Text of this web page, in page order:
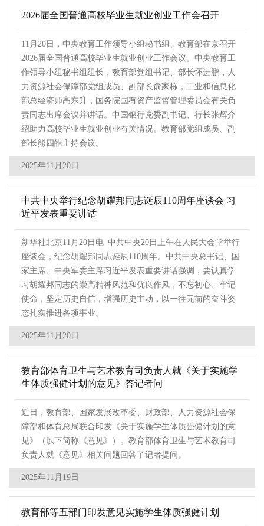
2026届全国普通高校毕业生就业创业工作会召开
11月20日，中央教育工作领导小组秘书组、教育部在京召开
2026届全国普通高校毕业生就业创业工作会议。中央教育工
作领导小组秘书组组长，教育部党组书记、部长怀进鹏，人
力资源社会保障部党组成员、副部长俞家栋，工业和信息化
部总经济师高东升，国务院国有资产监督管理委员会有关负
责同志出席会议并讲话。中国银行党委副书记、行长张辉介
绍助力高校毕业生就业创业有关情况。教育部党组成员、副
部长熊四皓主持会议。
2025年11月20日
中共中央举行纪念胡耀邦同志诞辰110周年座谈会 习
近平发表重要讲话
新华社北京11月20日电 中共中央20日上午在人民大会堂举行
座谈会，纪念胡耀邦同志诞辰110周年。中共中央总书记、国
家主席、中央军委主席习近平发表重要讲话强调，要认真学
习胡耀邦同志的崇高精神风范和优良作风，不忘初心、牢记
使命，坚定历史自信，增强历史主动，以一往无前的奋斗姿
态扎实推进各项事业。
2025年11月20日
教育部体育卫生与艺术教育司负责人就《关于实施学
生体质强健计划的意见》答记者问
近日，教育部、国家发展改革委、财政部、人力资源社会保
障部和体育总局联合印发《关于实施学生体质强健计划的意
见》（以下简称《意见》）。教育部体育卫生与艺术教育司
负责人就《意见》相关问题回答了记者提问。
2025年11月19日
教育部等五部门印发意见实施学生体质强健计划